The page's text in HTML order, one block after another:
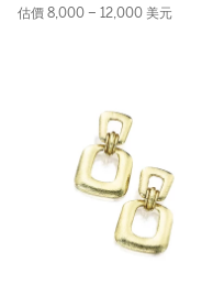
估價 8,000 – 12,000 美元